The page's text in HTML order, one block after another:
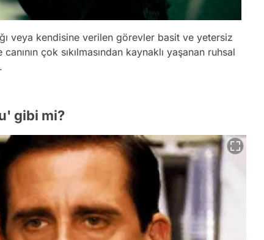
veya kendisine verilen görevler basit ve yetersiz
çok sıkılmasından kaynaklı yaşanan ruhsal
gibi mi?